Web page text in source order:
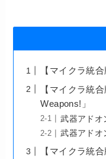
【マイクラ統
【マイクラ統
Weapons!」
武器アドオ
武器アドオ
【マイクラ統